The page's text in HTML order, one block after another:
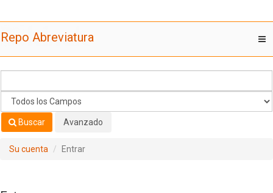
Repo Abreviatura
Buscar Avanzado
Su cuenta Entrar